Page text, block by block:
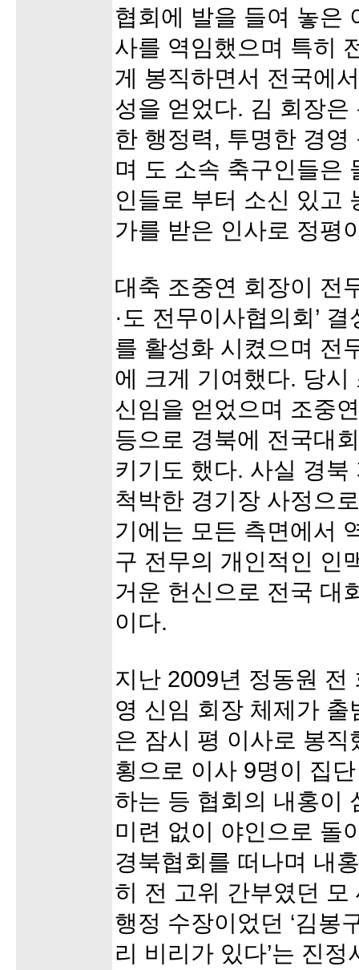
협회에 발을 들여 놓은
사를 역임했으며 특히
게 봉직하면서 전국에
성을 얻었다. 김 회장
한 행정력, 투명한 경
며 도 소속 축구인들은
인들로 부터 소신 있고
가를 받은 인사로 정평
대축 조중연 회장이 전
·도 전무이사협의회’
를 활성화 시켰으며 전
에 크게 기여했다. 당
신임을 얻었으며 조중
등으로 경북에 전국대
키기도 했다. 사실 경
척박한 경기장 사정으
기에는 모든 측면에서
구 전무의 개인적인 인
거운 헌신으로 전국 대
이다.
지난 2009년 정동원 전
영 신임 회장 체제가
은 잠시 평 이사로 봉
횡으로 이사 9명이 집
하는 등 협회의 내홍이
미련 없이 야인으로 돌
경북협회를 떠나며 내
히 전 고위 간부였던
행정 수장이었던 ‘김봉
리 비리가 있다’는 진